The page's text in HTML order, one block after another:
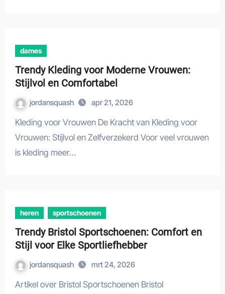
dames
Trendy Kleding voor Moderne Vrouwen:
Stijlvol en Comfortabel
jordansquash apr 21, 2026
Kleding voor Vrouwen De Kracht van Kleding voor
Vrouwen: Stijlvol en Zelfverzekerd Voor veel vrouwen
is kleding meer…
heren sportschoenen
Trendy Bristol Sportschoenen: Comfort en
Stijl voor Elke Sportliefhebber
jordansquash mrt 24, 2026
Artikel over Bristol Sportschoenen Bristol